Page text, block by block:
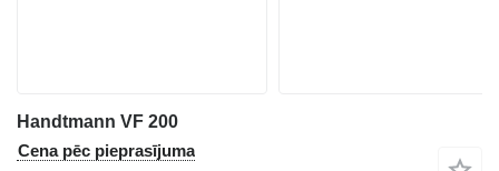
Handtmann VF 200
Cena pēc pieprasījuma